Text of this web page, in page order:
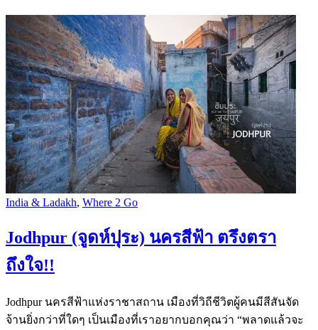
India & Ladakh, Where 2 Go
Jodhpur (จูดห์ปุระ) นครสีฟ้า ตรึงตรา
ถึงใจ!!
Jodhpur นครสีฟ้าแห่งราชาสถาน เมืองที่วิถีชีวิตผู้คนมีสีสันจัด
จ้านยิ่งกว่าที่ใดๆ เป็นเมืองที่เราอยากบอกคุณว่า “พลาดแล้วจะ